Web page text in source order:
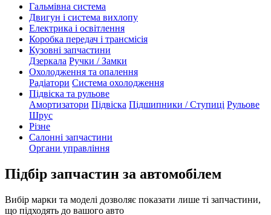
Гальмівна система
Двигун і система вихлопу
Електрика і освітлення
Коробка передач і трансмісія
Кузовні запчастини
Дзеркала Ручки / Замки
Охолодження та опалення
Радіатори Система охолодження
Підвіска та рульове
Амортизатори Підвіска Підшипники / Ступиці Рульове
Шрус
Різне
Салонні запчастини
Органи управління
Підбір запчастин за автомобілем
Вибір марки та моделі дозволяє показати лише ті запчастини,
що підходять до вашого авто